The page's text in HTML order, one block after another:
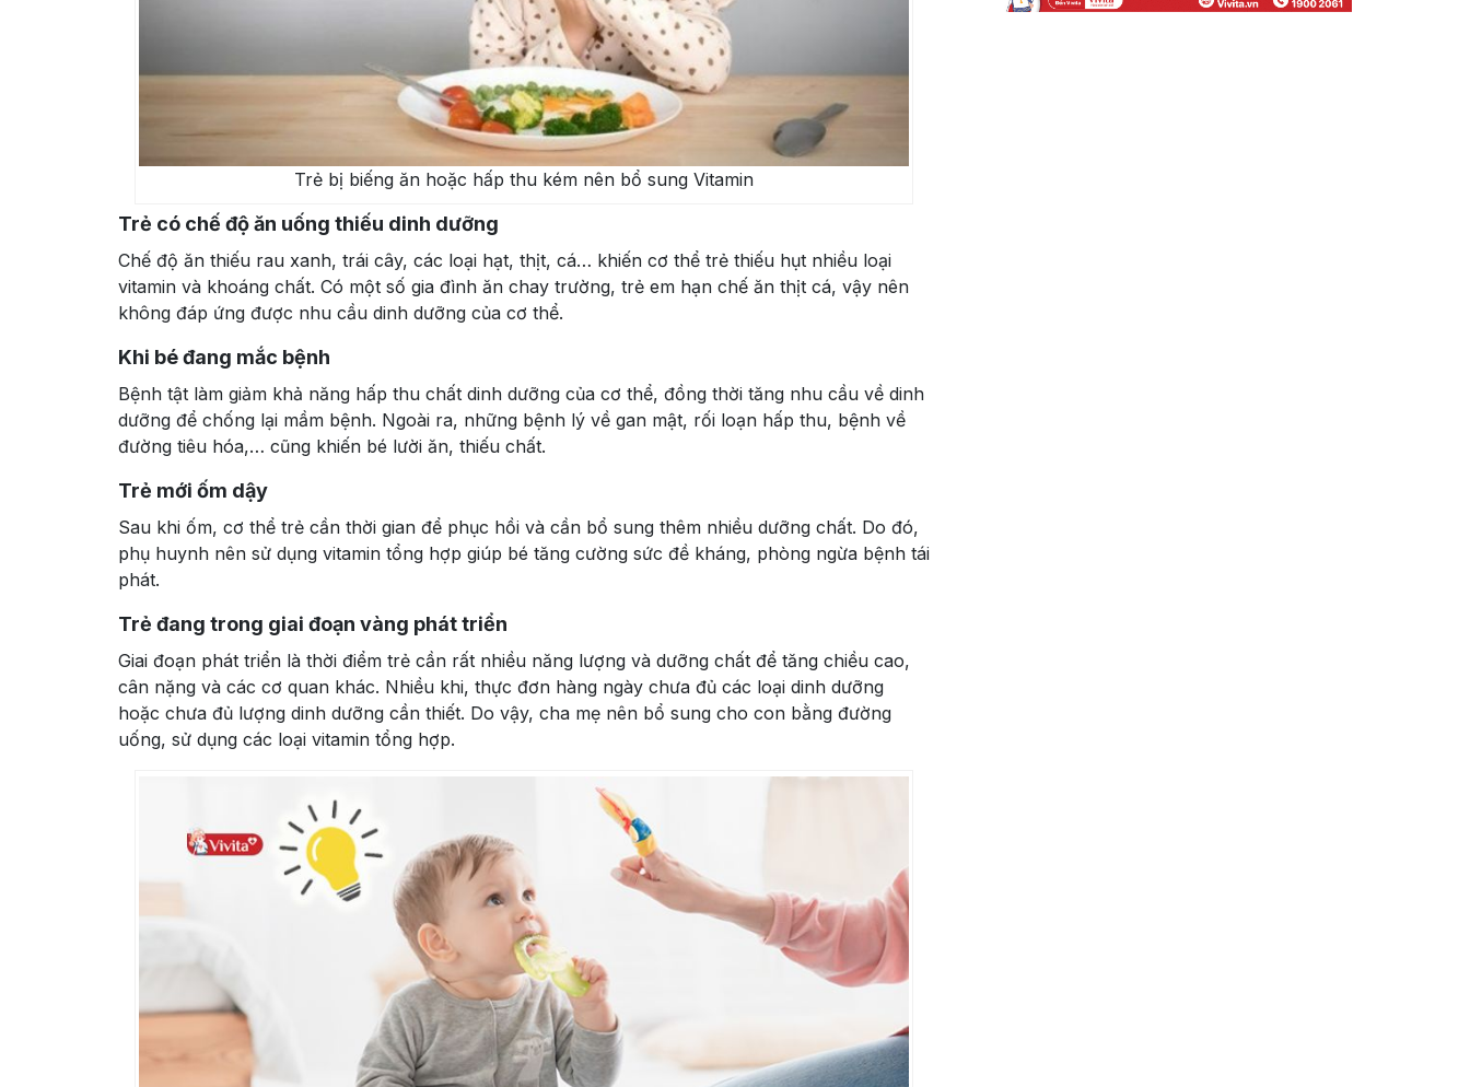
Trẻ bị biếng ăn hoặc hấp thu kém nên bổ sung Vitamin
Trẻ có chế độ ăn uống thiếu dinh dưỡng
Chế độ ăn thiếu rau xanh, trái cây, các loại hạt, thịt, cá… khiến cơ thể trẻ thiếu hụt nhiều loại
vitamin và khoáng chất. Có một số gia đình ăn chay trường, trẻ em hạn chế ăn thịt cá, vậy nên
không đáp ứng được nhu cầu dinh dưỡng của cơ thể.
Khi bé đang mắc bệnh
Bệnh tật làm giảm khả năng hấp thu chất dinh dưỡng của cơ thể, đồng thời tăng nhu cầu về dinh
dưỡng để chống lại mầm bệnh. Ngoài ra, những bệnh lý về gan mật, rối loạn hấp thu, bệnh về
đường tiêu hóa,… cũng khiến bé lười ăn, thiếu chất.
Trẻ mới ốm dậy
Sau khi ốm, cơ thể trẻ cần thời gian để phục hồi và cần bổ sung thêm nhiều dưỡng chất. Do đó,
phụ huynh nên sử dụng vitamin tổng hợp giúp bé tăng cường sức đề kháng, phòng ngừa bệnh tái
phát.
Trẻ đang trong giai đoạn vàng phát triển
Giai đoạn phát triển là thời điểm trẻ cần rất nhiều năng lượng và dưỡng chất để tăng chiều cao,
cân nặng và các cơ quan khác. Nhiều khi, thực đơn hàng ngày chưa đủ các loại dinh dưỡng
hoặc chưa đủ lượng dinh dưỡng cần thiết. Do vậy, cha mẹ nên bổ sung cho con bằng đường
uống, sử dụng các loại vitamin tổng hợp.